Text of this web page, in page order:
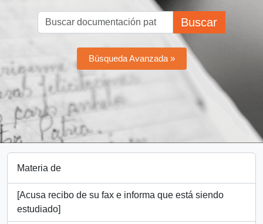
Buscar
Búsqueda Avanzada »
Materia de
[Acusa recibo de su fax e informa que está siendo
estudiado]